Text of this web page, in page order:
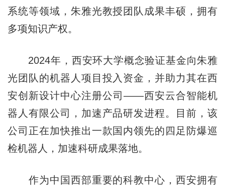
系统等领域，朱雅光教授团队成果丰硕，拥有
多项知识产权。
2024年，西安环大学概念验证基金向朱雅
光团队的机器人项目投入资金，并助力其在西
安创新设计中心注册公司——西安云合智能机
器人有限公司，加速产品研发进程。目前，该
公司正在加快推出一款国内领先的四足防爆巡
检机器人，加速科研成果落地。
作为中国西部重要的科教中心，西安拥有